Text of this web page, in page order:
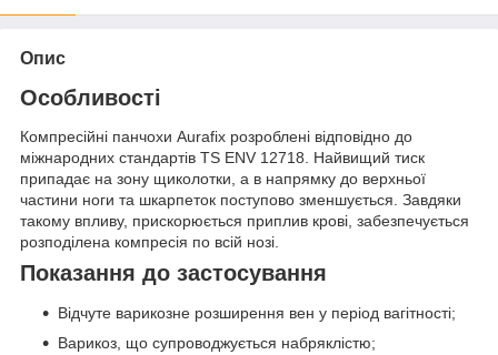
Опис
Особливості
Компресійні панчохи Aurafix розроблені відповідно до
міжнародних стандартів TS ENV 12718. Найвищий тиск
припадає на зону щиколотки, а в напрямку до верхньої
частини ноги та шкарпеток поступово зменшується. Завдяки
такому впливу, прискорюється приплив крові, забезпечується
розподілена компресія по всій нозі.
Показання до застосування
Відчуте варикозне розширення вен у період вагітності;
Варикоз, що супроводжується набряклістю;